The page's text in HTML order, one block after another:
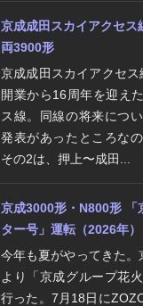
京成成田スカイアクセ
両3900形
京成成田スカイアクセス
開業から16周年を迎え
ス線。同線の将来につ
発表があったところな
その2は、押上〜成田...
京成3000形・N800形 「
ター号」運転（2026年）
今年も夏がやってきた
より「京成グループ花
行った。7月18日に